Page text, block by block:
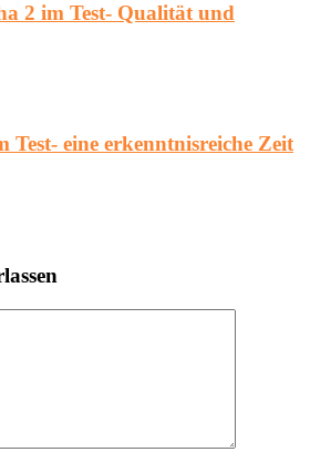
2 im Test- Qualität und
Test- eine erkenntnisreiche Zeit